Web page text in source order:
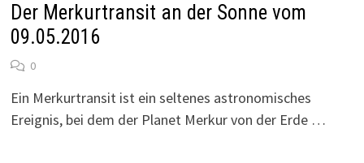
Der Merkurtransit an der Sonne vom
09.05.2016
0
Ein Merkurtransit ist ein seltenes astronomisches
Ereignis, bei dem der Planet Merkur von der Erde …